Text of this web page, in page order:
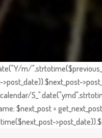
m/
$next_post =